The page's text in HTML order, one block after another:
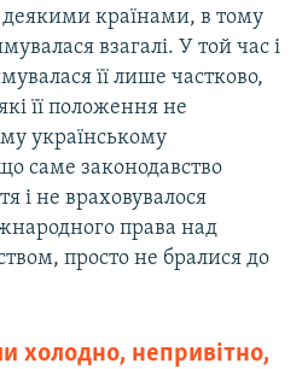
деякими країнами, в тому
взагалі. У той час і
її лише частково,
її положення не
українському
саме законодавство
і не враховувалося
права над
просто не бралися до
холодно, непривітно,